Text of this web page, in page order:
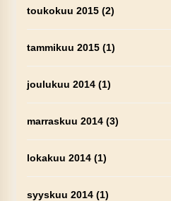
toukokuu 2015(2)
tammikuu 2015(1)
joulukuu 2014(1)
marraskuu 2014(3)
lokakuu 2014(1)
syyskuu 2014(1)